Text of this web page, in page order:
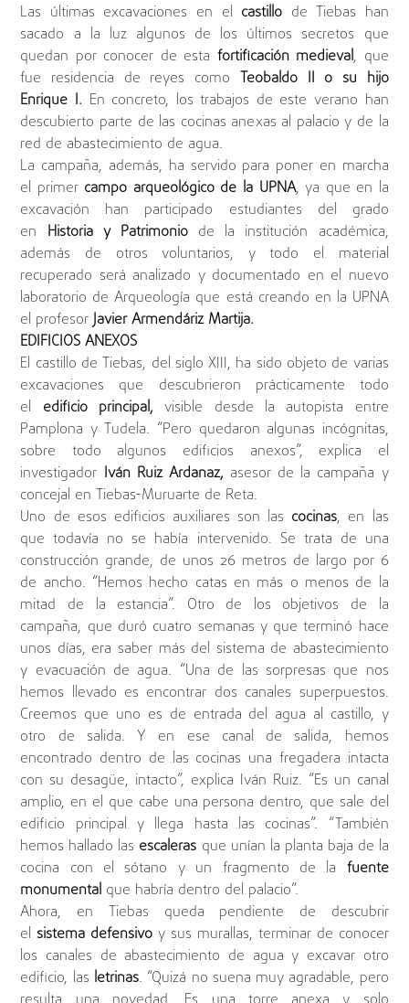
Las últimas excavaciones en el castillo de Tiebas han
sacado a la luz algunos de los últimos secretos que
quedan por conocer de esta fortificación medieval, que
fue residencia de reyes como Teobaldo II o su hijo
Enrique I. En concreto, los trabajos de este verano han
descubierto parte de las cocinas anexas al palacio y de la
red de abastecimiento de agua.
La campaña, además, ha servido para poner en marcha
el primer campo arqueológico de la UPNA, ya que en la
excavación han participado estudiantes del grado
en Historia y Patrimonio de la institución académica,
además de otros voluntarios, y todo el material
recuperado será analizado y documentado en el nuevo
laboratorio de Arqueología que está creando en la UPNA
el profesorJavier Armendáriz Martija.
EDIFICIOS ANEXOS
El castillo de Tiebas, del siglo XIII, ha sido objeto de varias
excavaciones que descubrieron prácticamente todo
el edificio principal, visible desde la autopista entre
Pamplona y Tudela. “Pero quedaron algunas incógnitas,
sobre todo algunos edificios anexos”, explica el
investigador Iván Ruiz Ardanaz, asesor de la campaña y
concejal en Tiebas-Muruarte de Reta.
Uno de esos edificios auxiliares son las cocinas, en las
que todavía no se había intervenido. Se trata de una
construcción grande, de unos 26 metros de largo por 6
de ancho. “Hemos hecho catas en más o menos de la
mitad de la estancia”. Otro de los objetivos de la
campaña, que duró cuatro semanas y que terminó hace
unos días, era saber más del sistema de abastecimiento
y evacuación de agua. “Una de las sorpresas que nos
hemos llevado es encontrar dos canales superpuestos.
Creemos que uno es de entrada del agua al castillo, y
otro de salida. Y en ese canal de salida, hemos
encontrado dentro de las cocinas una fregadera intacta
con su desagüe, intacto”, explica Iván Ruiz. “Es un canal
amplio, en el que cabe una persona dentro, que sale del
edificio principal y llega hasta las cocinas”. “También
hemos hallado las escaleras que unían la planta baja de la
cocina con el sótano y un fragmento de la fuente
monumental que habría dentro del palacio”.
Ahora, en Tiebas queda pendiente de descubrir
el sistema defensivo y sus murallas, terminar de conocer
los canales de abastecimiento de agua y excavar otro
edificio, las letrinas. “Quizá no suena muy agradable, pero